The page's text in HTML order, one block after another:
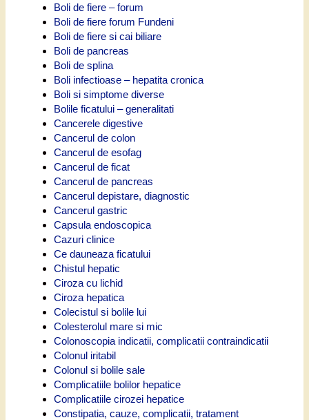
Boli de fiere – forum
Boli de fiere forum Fundeni
Boli de fiere si cai biliare
Boli de pancreas
Boli de splina
Boli infectioase – hepatita cronica
Boli si simptome diverse
Bolile ficatului – generalitati
Cancerele digestive
Cancerul de colon
Cancerul de esofag
Cancerul de ficat
Cancerul de pancreas
Cancerul depistare, diagnostic
Cancerul gastric
Capsula endoscopica
Cazuri clinice
Ce dauneaza ficatului
Chistul hepatic
Ciroza cu lichid
Ciroza hepatica
Colecistul si bolile lui
Colesterolul mare si mic
Colonoscopia indicatii, complicatii contraindicatii
Colonul iritabil
Colonul si bolile sale
Complicatiile bolilor hepatice
Complicatiile cirozei hepatice
Constipatia, cauze, complicatii, tratament